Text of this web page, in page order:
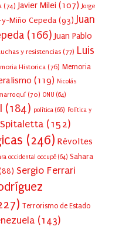
(74) Javier Milei (107) Jorge
y-Miño Cepeda (93) Juan
(166) Juan Pablo
y resistencias (77) Luis
Historica (76) Memoria
(119) Nicolás
(70) ONU (64)
(184) política (66) Política y
(152)
(246) Révoltes
occidental occupé (64) Sahara
Sergio Ferrari
Terrorismo de Estado
(143)